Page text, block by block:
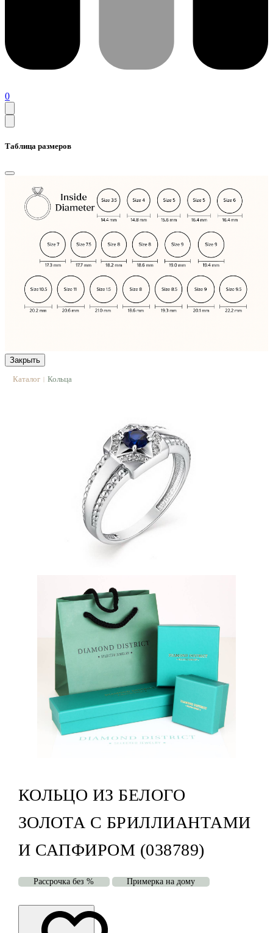
0
Таблица размеров
Закрыть
Каталог | Кольца
КОЛЬЦО ИЗ БЕЛОГО
ЗОЛОТА С БРИЛЛИАНТАМИ
И САПФИРОМ (038789)
Рассрочка без % Примерка на дому